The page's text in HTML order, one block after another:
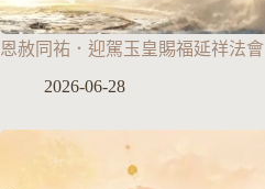
恩赦同祐．迎駕玉皇賜福延祥法會
2026-06-28